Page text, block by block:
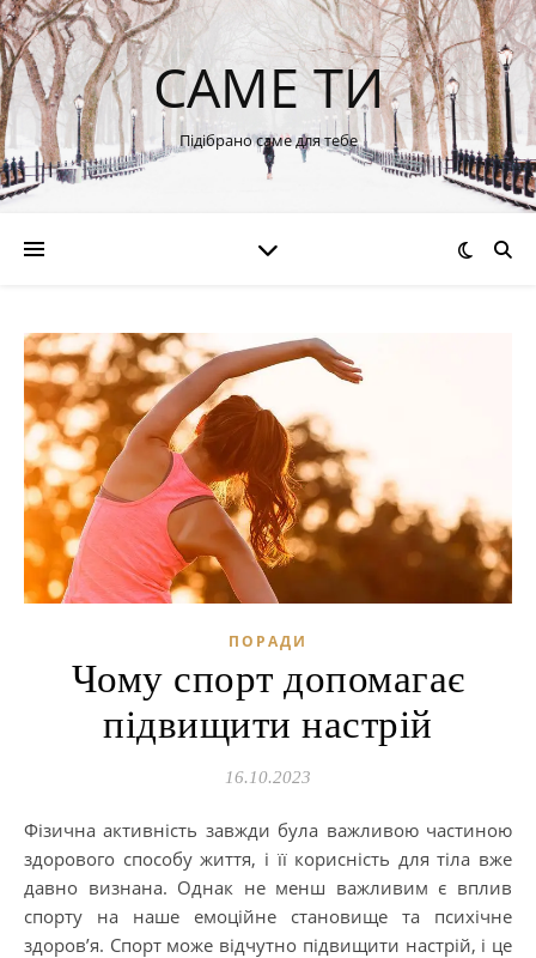
САМЕ ТИ
Підібрано саме для тебе
ПОРАДИ
Чому спорт допомагає
підвищити настрій
16.10.2023
Фізична активність завжди була важливою частиною
здорового способу життя, і її корисність для тіла вже
давно визнана. Однак не менш важливим є вплив
спорту на наше емоційне становище та психічне
здоров’я. Спорт може відчутно підвищити настрій, і це